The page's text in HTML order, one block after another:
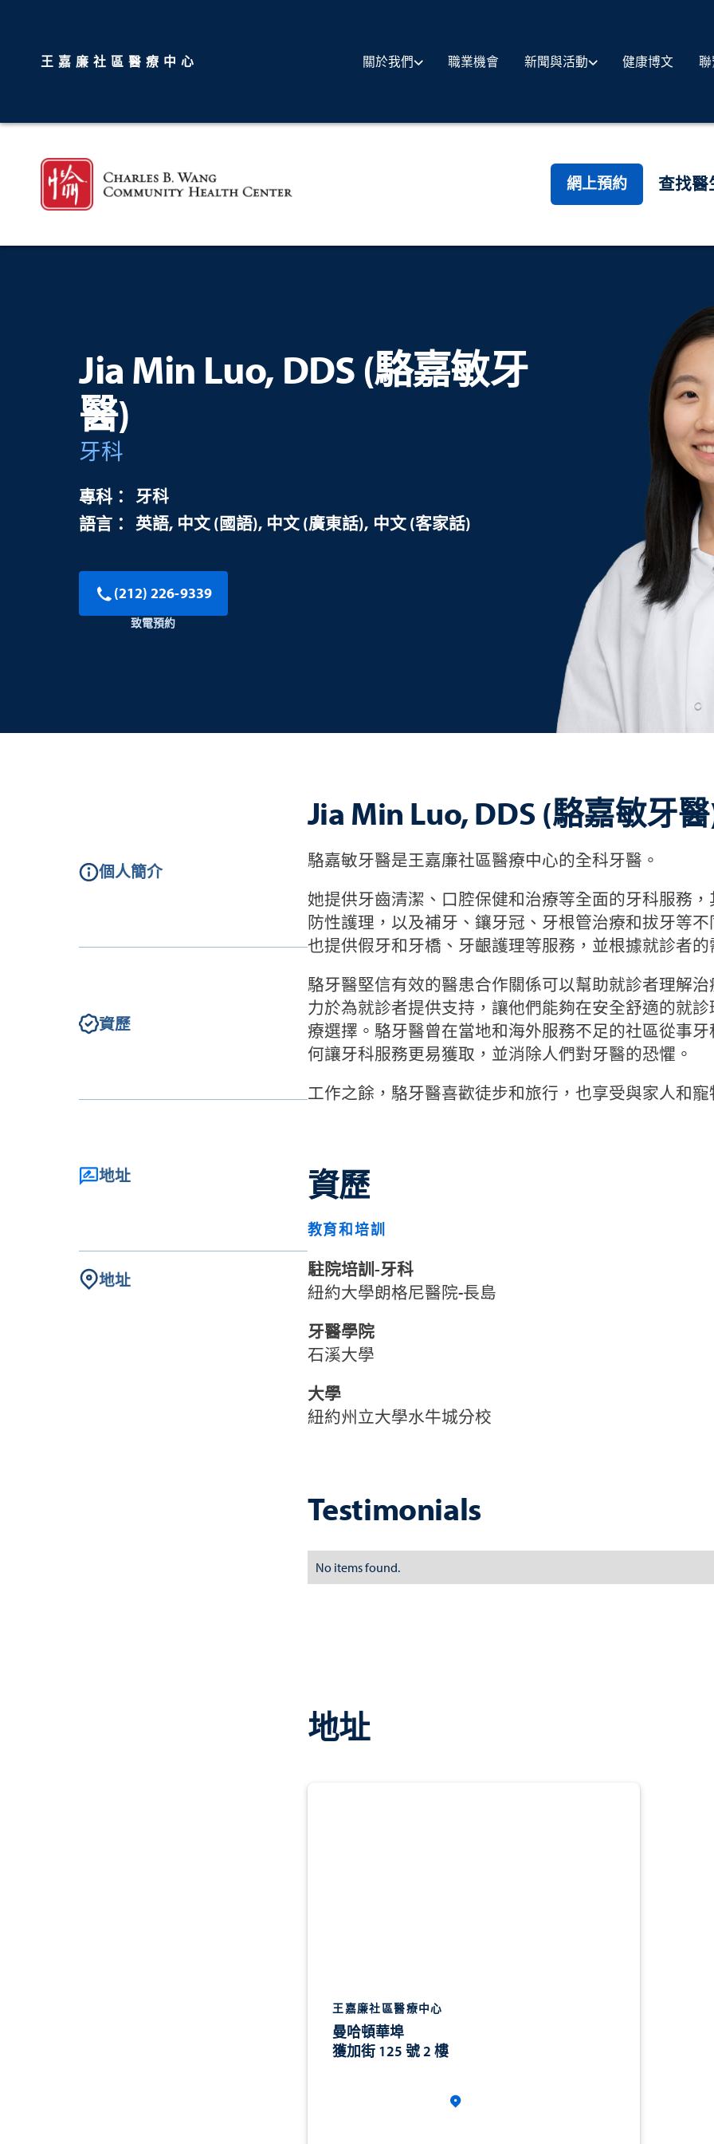
王嘉廉社區醫療中心 關於我們 職業機會 新聞與活動 健康博文
網上預約 查找醫
Jia Min Luo, DDS (駱嘉敏牙
醫)
牙科
牙科
英語 中文 (國語) 中文 (廣東話) 中文 (客家話)
(212) 226-9339
致電預約
個人簡介
資歷
地址
地址
Jia Min Luo, DDS (駱嘉敏牙
駱嘉敏牙醫是王嘉廉社區醫療中心的全科牙醫。
她提供牙齒清潔、口腔保健和治療等全面的牙科服務
防性護理，以及補牙、鑲牙冠、牙根管治療和拔牙等
也提供假牙和牙橋、牙齦護理等服務，並根據就診者的
駱牙醫堅信有效的醫患合作關係可以幫助就診者理解
力於為就診者提供支持，讓他們能夠在安全舒適的就
療選擇。駱牙醫曾在當地和海外服務不足的社區從事
何讓牙科服務更易獲取，並消除人們對牙醫的恐懼。
工作之餘，駱牙醫喜歡徒步和旅行，也享受與家人和寵
資歷
教育和培訓
駐院培訓-牙科
紐約大學朗格尼醫院-長島
牙醫學院
石溪大學
大學
紐約州立大學水牛城分校
Testimonials
No items found.
地址
王嘉廉社區醫療中心
曼哈頓華埠
獲加街 125 號 2 樓